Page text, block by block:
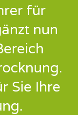
für
nun
Sie Ihre